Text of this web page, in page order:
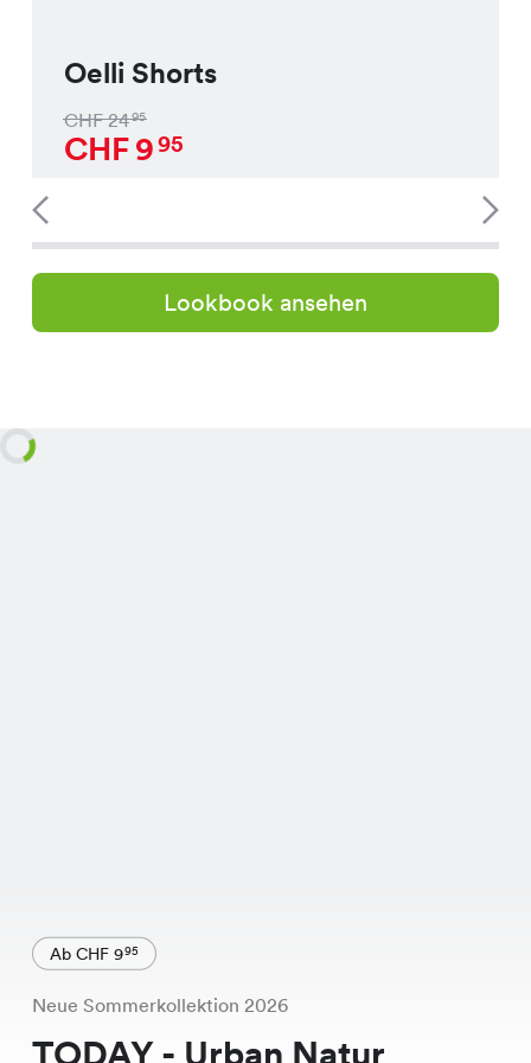
Oelli Shorts
CHF2495
CHF995
Lookbook ansehen
Ab CHF 995
Neue Sommerkollektion 2026
TODAY - Urban Natur